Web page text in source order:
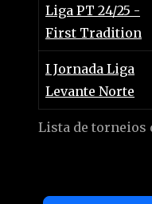
Lista de torneios
Liga PT 24/25 -
First Tradition
I Jornada Liga
Levante Norte